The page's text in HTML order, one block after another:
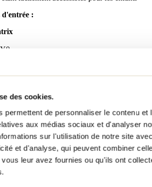
des cookies.
permettent de personnaliser le contenu
aux médias sociaux et d'analyser
sur l'utilisation de notre site
et d'analyse, qui peuvent combiner
leur avez fournies ou qu'ils ont
d'entrée :
Matha
ouest
J0K 2S0
3A0
le sentier